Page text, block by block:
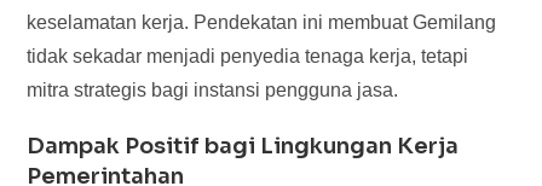
keselamatan kerja. Pendekatan ini membuat Gemilang
tidak sekadar menjadi penyedia tenaga kerja, tetapi
mitra strategis bagi instansi pengguna jasa.
Dampak Positif bagi Lingkungan Kerja
Pemerintahan